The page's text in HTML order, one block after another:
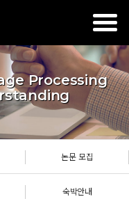
Processing
논문 모집
숙박안내